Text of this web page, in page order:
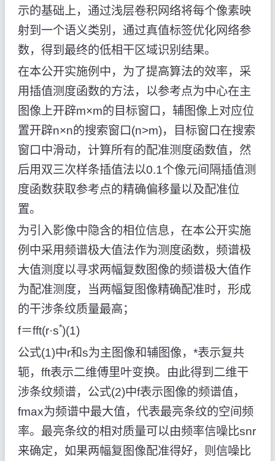
示的基础上，通过浅层卷积网络将每个像素映
射到一个语义类别，通过真值标签优化网络参
数，得到最终的低相干区域识别结果。
在本公开实施例中，为了提高算法的效率，采
用插值测度函数的方法，以参考点为中心在主
图像上开辟m×m的目标窗口，辅图像上对应位
置开辟n×n的搜索窗口(n>m)，目标窗口在搜索
窗口中滑动，计算所有的配准测度函数值，然
后用双三次样条插值法以0.1个像元间隔插值测
度函数获取参考点的精确偏移量以及配准位
置。
为引入影像中隐含的相位信息，在本公开实施
例中采用频谱极大值法作为测度函数，频谱极
大值测度以寻求两幅复数图像的频谱极大值作
为配准测度，当两幅复图像精确配准时，形成
的干涉条纹质量最高；
f＝fft(r·s*)(1)
公式(1)中r和s为主图像和辅图像，*表示复共
轭，fft表示二维傅里叶变换。由此得到二维干
涉条纹频谱，公式(2)中f表示图像的频谱值，
fmax为频谱中最大值，代表最亮条纹的空间频
率。最亮条纹的相对质量可以由频率信噪比snr
来确定，如果两幅复图像配准得好，则信噪比